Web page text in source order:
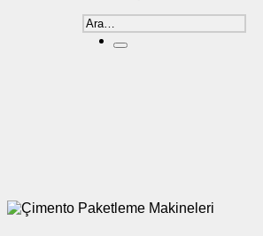
Ara: